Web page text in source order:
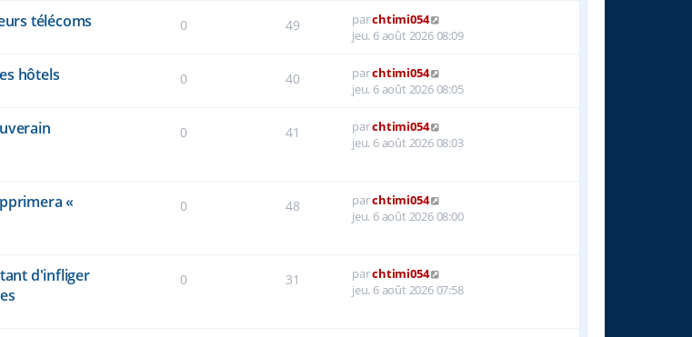
télécoms 0 49 parchtimi054
jeu. 6 août 2026 08:09
hôtels 0 40 parchtimi054
jeu. 6 août 2026 08:05
0 41 parchtimi054
jeu. 6 août 2026 08:03
«
0 48 parchtimi054
jeu. 6 août 2026 08:00
d'infliger
0 31 parchtimi054
jeu. 6 août 2026 07:58